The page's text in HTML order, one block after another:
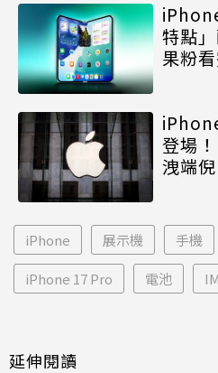
特點
果粉
登場
洩端倪
iPhone 展示機 手機
iPhone 17 Pro 電池
延伸閱讀